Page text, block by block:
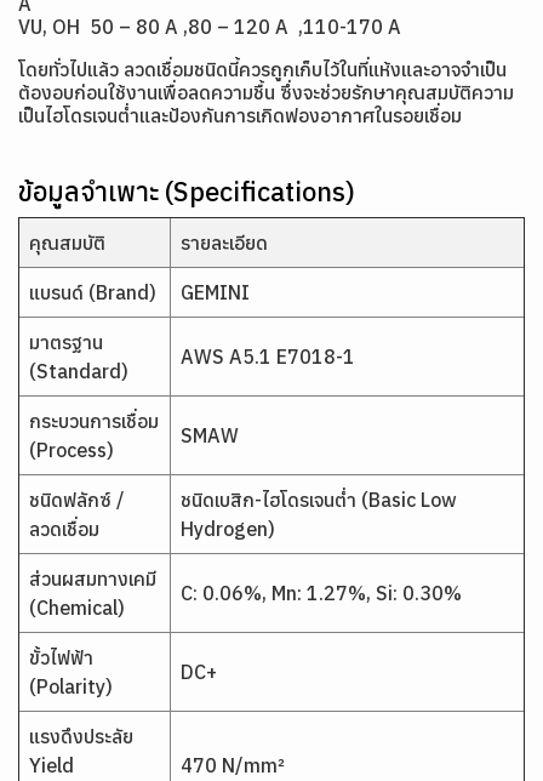
VU, OH 50 – 80 A ,80 – 120 A ,110-170 A
โดยทั่วไปแล้ว ลวดเชื่อมชนิดนี้ควรถูกเก็บไว้ในที่แห้งและอาจจำเป็น
ต้องอบก่อนใช้งานเพื่อลดความชื้น ซึ่งจะช่วยรักษาคุณสมบัติความ
เป็นไฮโดรเจนต่ำและป้องกันการเกิดฟองอากาศในรอยเชื่อม
ข้อมูลจำเพาะ (Specifications)
คุณสมบัติ รายละเอียด
แบรนด์ (Brand) GEMINI
มาตรฐาน
(Standard)
AWS A5.1 E7018-1
กระบวนการเชื่อม
(Process)
SMAW
ชนิดฟลักซ์ /
ลวดเชื่อม
ชนิดเบสิก-ไฮโดรเจนต่ำ (Basic Low
Hydrogen)
ส่วนผสมทางเคมี
(Chemical)
C: 0.06%, Mn: 1.27%, Si: 0.30%
ขั้วไฟฟ้า
(Polarity)
DC+
แรงดึงประลัย
Yield
470 N/mm²